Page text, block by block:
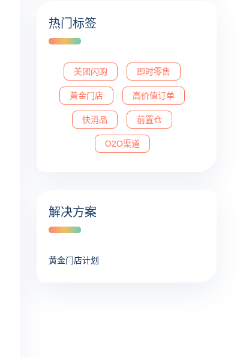
热门标签
美团闪购 即时零售
黄金门店 高价值订单
快消品 前置仓
O2O渠道
解决方案
黄金门店计划